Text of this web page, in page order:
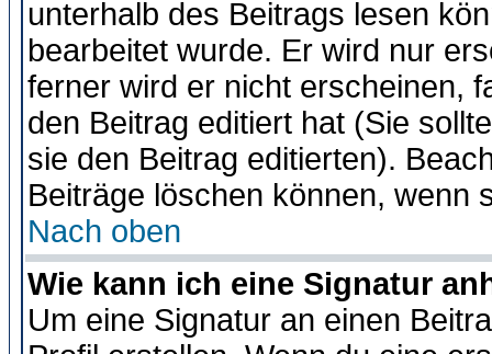
unterhalb des Beitrags lesen
bearbeitet wurde. Er wird nur
ferner wird er nicht erscheinen,
den Beitrag editiert hat (Sie
sie den Beitrag editierten).
Beiträge löschen können, wenn
Nach oben
Wie kann ich eine Signatur
Um eine Signatur an einen